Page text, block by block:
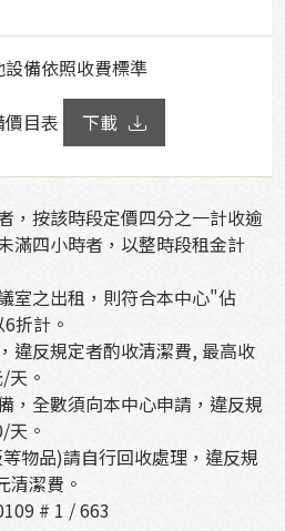
設備依照收費標準
價目表 下載
，按該時段定價四分之一計收逾
滿四小時者，以整時段租金計
室之出租，則符合本中心"佔
折計。
違反規定者酌收清潔費, 最高收
天。
，全數須向本中心申請，違反規
。
物品)請自行回收處理，違反規
清潔費。
# 1 / 663